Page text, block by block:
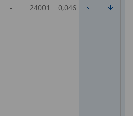
- 24001 0,046